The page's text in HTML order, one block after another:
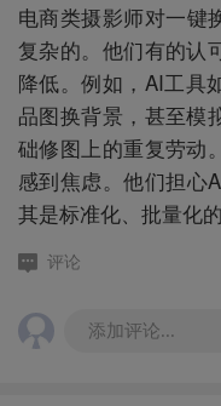
电商类摄影师对一键
复杂的。他们有的认
降低。例如，AI工具
品图换背景，甚至模
础修图上的重复劳动
感到焦虑。他们担心
其是标准化、批量化
评论
添加评论...